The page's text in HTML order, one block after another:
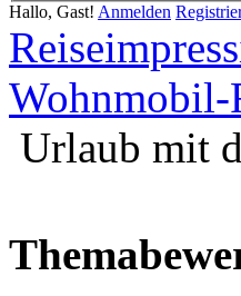
Hallo, Gast! Anmelden
Wohnmobil-
Urlaub mit